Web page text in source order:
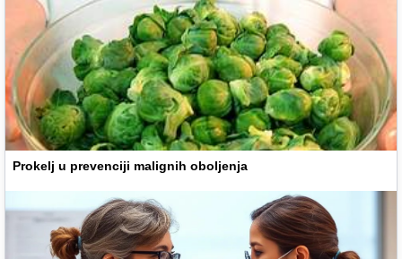
Prokelj u prevenciji malignih oboljenja